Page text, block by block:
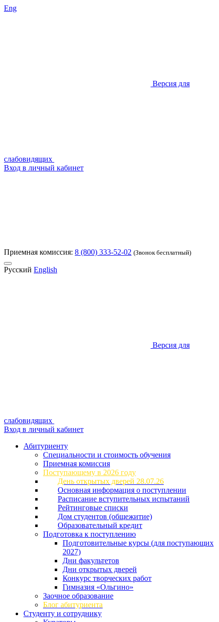
Eng
Версия для
слабовидящих
Вход в личный кабинет
Приемная комиссия: 8 (800) 333-52-02 (Звонок бесплатный)
Русский English
Версия для
слабовидящих
Вход в личный кабинет
Абитуриенту
Специальности и стоимость обучения
Приемная комиссия
Поступающему в 2026 году
День открытых дверей 28.07.26
Основная информация о поступлении
Расписание вступительных испытаний
Рейтинговые списки
Дом студентов (общежитие)
Образовательный кредит
Подготовка к поступлению
Подготовительные курсы (для поступающих
2027)
Дни факультетов
Дни открытых дверей
Конкурс творческих работ
Гимназия «Ольгино»
Заочное образование
Блог абитуриента
Студенту и сотруднику